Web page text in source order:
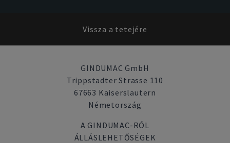
Vissza a tetejére
GINDUMAC GmbH
Trippstadter Strasse 110
67663 Kaiserslautern
Németország
A GINDUMAC-RÓL
ÁLLÁSLEHETŐSÉGEK